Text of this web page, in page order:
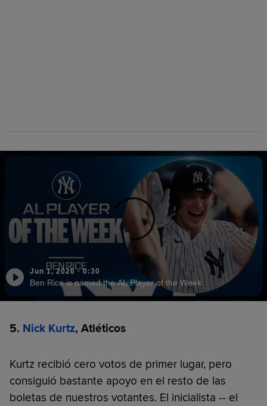
Jun 1, 2026·0:30
Ben Rice is named the AL Player of the Week
5. Nick Kurtz, Atléticos
Kurtz recibió cero votos de primer lugar, pero
consiguió bastante apoyo en el resto de las
boletas de nuestros votantes. El inicialista -- el